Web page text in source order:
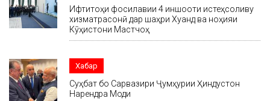
Ифтитоҳи фосилавии 4 иншооти истеҳсоливу
хизматрасонӣ дар шаҳри Хуҷанд ва ноҳияи
Кӯҳистони Мастчоҳ
Хабар
Суҳбат бо Сарвазири Ҷумҳурии Ҳиндустон
Нарендра Моди